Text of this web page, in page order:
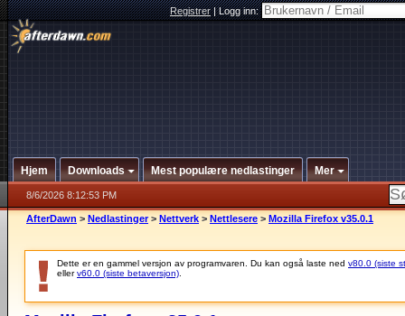
Registrer|Logg inn:
Hjem Downloads Mest populære nedlastinger Mer
8/6/2026 8:12:53 PM
AfterDawn > Nedlastinger > Nettverk > Nettlesere > Mozilla Firefox v35.0.1
Dette er en gammel versjon av programvaren. Du kan også laste ned v80.0 (siste
ellerv60.0 (siste betaversjon)